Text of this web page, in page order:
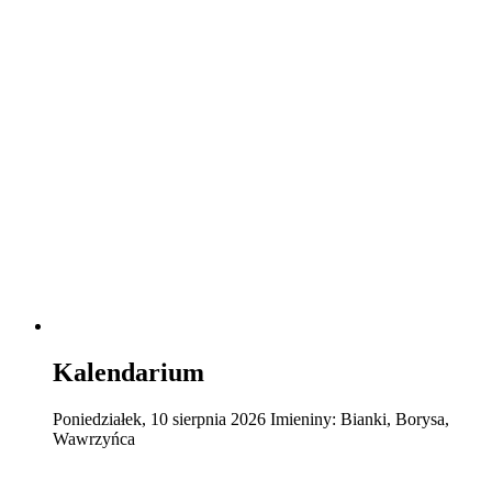
Kalendarium
Poniedziałek, 10 sierpnia 2026 Imieniny: Bianki, Borysa,
Wawrzyńca